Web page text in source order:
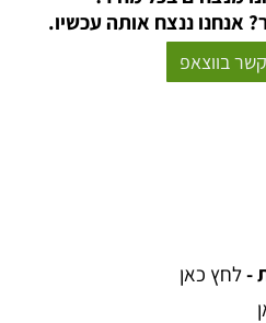
אנחנו ננצח אותה עכשיו.
בווצאפ
-לחץ כאן